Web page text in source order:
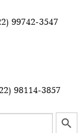
99742-3547
98114-3857
Search Button